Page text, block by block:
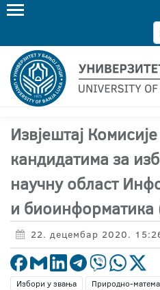
Извјештај
кандидатима за
научну област
и биоинформатика
22. децембар 2020.
Избори у звања Природно-